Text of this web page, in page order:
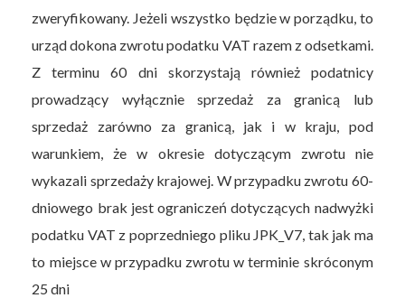
zweryfikowany. Jeżeli wszystko będzie w porządku, to
urząd dokona zwrotu podatku VAT razem z odsetkami.
Z terminu 60 dni skorzystają również podatnicy
prowadzący wyłącznie sprzedaż za granicą lub
sprzedaż zarówno za granicą, jak i w kraju, pod
warunkiem, że w okresie dotyczącym zwrotu nie
wykazali sprzedaży krajowej. W przypadku zwrotu 60-
dniowego brak jest ograniczeń dotyczących nadwyżki
podatku VAT z poprzedniego pliku JPK_V7, tak jak ma
to miejsce w przypadku zwrotu w terminie skróconym
25 dni